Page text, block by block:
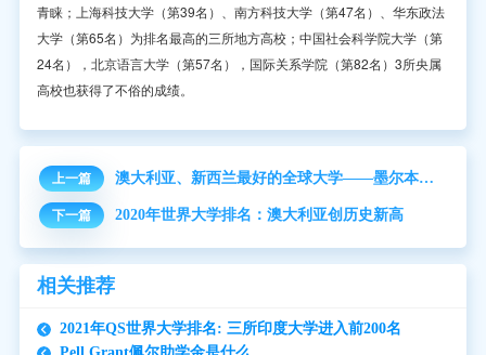
青睐；上海科技大学（第39名）、南方科技大学（第47名）、华东政法
大学（第65名）为排名最高的三所地方高校；中国社会科学院大学（第
24名），北京语言大学（第57名），国际关系学院（第82名）3所央属
高校也获得了不俗的成绩。
上一篇 澳大利亚、新西兰最好的全球大学——墨尔本大学
下一篇 2020年世界大学排名：澳大利亚创历史新高
相关推荐
2021年QS世界大学排名: 三所印度大学进入前200名